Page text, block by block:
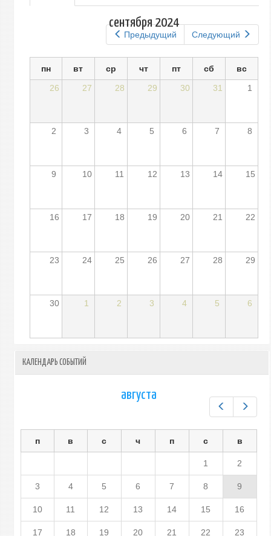
вкладкивкладка)
Предыдущий Следующий
сентября 2024
пн вт ср чт пт сб
вс
26
27 28 29 30 31 1
2 3 4 5 6 7 8
9 10 11 12 13 14 15
16 17 18 19 20 21 22
23 24 25 26 27 28 29
30 1 2 3 4 5 6
КАЛЕНДАРЬ СОБЫТИЙ
августа
п в с ч п с в
1 2
3 4 5 6 7 8 9
10 11 12 13 14 15 16
17 18 19 20 21 22 23